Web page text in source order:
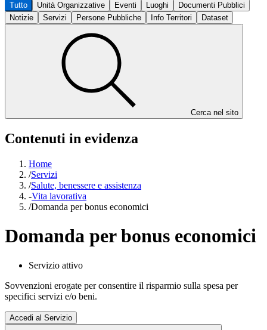
Tutto Unità Organizzative Eventi Luoghi
Documenti Pubblici
Notizie
Servizi Persone Pubbliche Info Territori Dataset
Cerca nel sito
Contenuti in evidenza
Home
/Servizi
/Salute, benessere e assistenza
-Vita lavorativa
/Domanda per bonus economici
Domanda per bonus economici
Servizio attivo
Sovvenzioni erogate per consentire il risparmio sulla spesa per
specifici servizi e/o beni.
Accedi al Servizio